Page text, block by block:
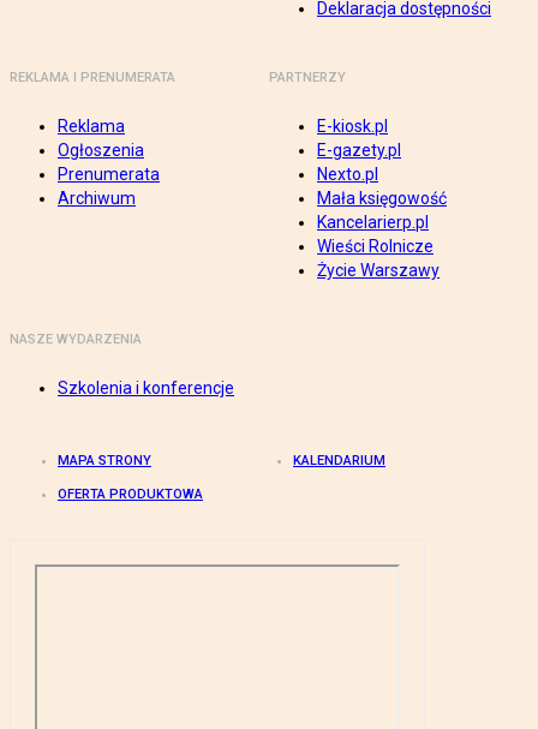
Deklaracja dostępności
REKLAMA I PRENUMERATA
Reklama
Ogłoszenia
Prenumerata
Archiwum
PARTNERZY
E-kiosk.pl
E-gazety.pl
Nexto.pl
Mała księgowość
Kancelarierp.pl
Wieści Rolnicze
Życie Warszawy
NASZE WYDARZENIA
Szkolenia i konferencje
MAPA STRONY KALENDARIUM
OFERTA PRODUKTOWA